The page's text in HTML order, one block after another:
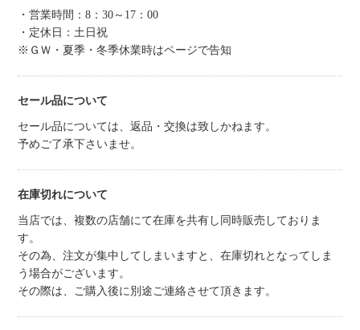
・営業時間：8：30～17：00
・定休日：土日祝
※ＧＷ・夏季・冬季休業時はページで告知
セール品について
セール品については、返品・交換は致しかねます。
予めご了承下さいませ。
在庫切れについて
当店では、複数の店舗にて在庫を共有し同時販売しておりま
す。
その為、注文が集中してしまいますと、在庫切れとなってしま
う場合がございます。
その際は、ご購入後に別途ご連絡させて頂きます。